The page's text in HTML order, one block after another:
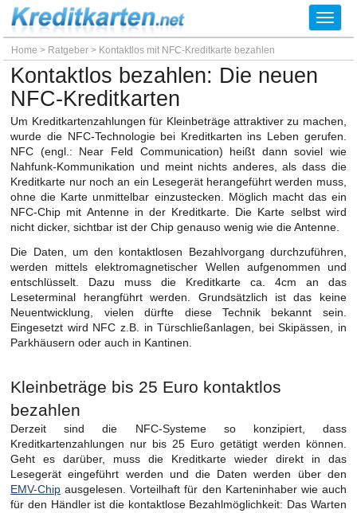
Home > Ratgeber > Kontaktlos mit NFC-Kreditkarte bezahlen
Kontaktlos bezahlen: Die neuen
NFC-Kreditkarten
Um Kreditkartenzahlungen für Kleinbeträge attraktiver zu machen,
wurde die NFC-Technologie bei Kreditkarten ins Leben gerufen.
NFC (engl.: Near Feld Communication) heißt dann soviel wie
Nahfunk-Kommunikation und meint nichts anderes, als dass die
Kreditkarte nur noch an ein Lesegerät herangeführt werden muss,
ohne die Karte unmittelbar einzustecken. Möglich macht das ein
NFC-Chip mit Antenne in der Kreditkarte. Die Karte selbst wird
nicht dicker, sichtbar ist der Chip genauso wenig wie die Antenne.
Die Daten, um den kontaktlosen Bezahlvorgang durchzuführen,
werden mittels elektromagnetischer Wellen aufgenommen und
entschlüsselt. Dazu muss die Kreditkarte ca. 4cm an das
Leseterminal herangführt werden. Grundsätzlich ist das keine
Neuentwicklung, vielen dürfte diese Technik bekannt sein.
Eingesetzt wird NFC z.B. in Türschließanlagen, bei Skipässen, in
Parkhäusern oder auch in Kantinen.
Kleinbeträge bis 25 Euro kontaktlos
bezahlen
Derzeit sind die NFC-Systeme so konzipiert, dass
Kreditkartenzahlungen nur bis 25 Euro getätigt werden können.
Geht es darüber, muss die Kreditkarte wieder direkt in das
Lesegerät eingeführt werden und die Daten werden über den
EMV-Chip ausgelesen. Vorteilhaft für den Karteninhaber wie auch
für den Händler ist die kontaktlose Bezahlmöglichkeit: Das Warten